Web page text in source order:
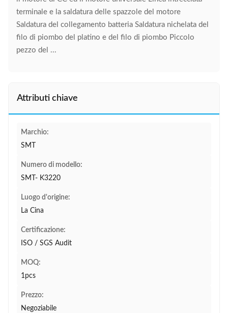
terminale e la saldatura delle spazzole del motore
Saldatura del collegamento batteria Saldatura nichelata del
filo di piombo del platino e del filo di piombo Piccolo
pezzo del ...
Attributi chiave
Marchio:
SMT
Numero di modello:
SMT- K3220
Luogo d'origine:
La Cina
Certificazione:
ISO / SGS Audit
MOQ:
1pcs
Prezzo:
Negoziabile